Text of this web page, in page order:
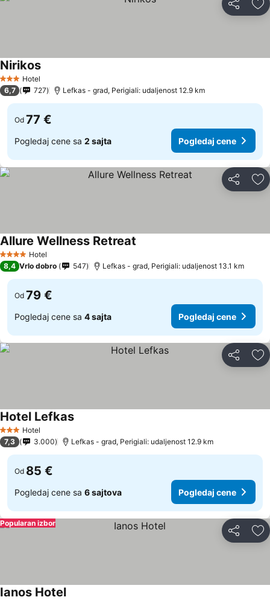
Deli
3 Zvezdice
Hotel
Nirikos
6,7 727 Lefkas - grad, Perigiali: udaljenost 12.9 km
Od 77 €
Pogledaj cene sa 2 sajta Pogledaj cene
Deli
4 ZvezdiceHotel
Allure Wellness Retreat
8,4 Vrlo dobro 547 Lefkas - grad, Perigiali: udaljenost 13.1 km
Od 79 €
Pogledaj cene sa 4 sajta Pogledaj cene
Deli
3 Zvezdice
Hotel
Hotel Lefkas
7,3 3.000 Lefkas - grad, Perigiali: udaljenost 12.9 km
Od 85 €
Pogledaj cene sa 6 sajtova Pogledaj cene
Deli
Popularan izbor
Ianos Hotel